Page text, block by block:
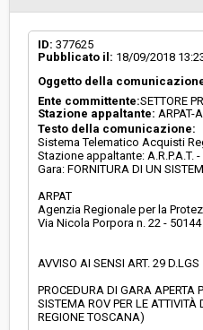
Svolgimento:
Responsabile attuale:
ID: 377625
Pubblicato il: 18/09/2018
Oggetto della
Ente committente:SETTORE
Stazione appaltante: ARPAT-
Testo della comunicazione:
Sistema Telematico Acquisti
Stazione appaltante: A.R.P.A.T. -
Gara: FORNITURA DI UN
ARPAT
Agenzia Regionale per la
Via Nicola Porpora n. 22 -
AVVISO AI SENSI ART. 29
PROCEDURA DI GARA APERTA
SISTEMA ROV PER LE
REGIONE TOSCANA)